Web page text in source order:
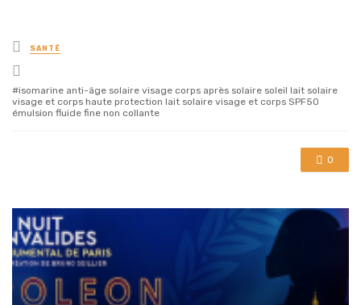
Posted
in
SANTÉ
isomarine anti-âge solaire visage corps après solaire soleil lait solaire
visage et corps haute protection lait solaire visage et corps SPF50
émulsion fluide fine non collante
0